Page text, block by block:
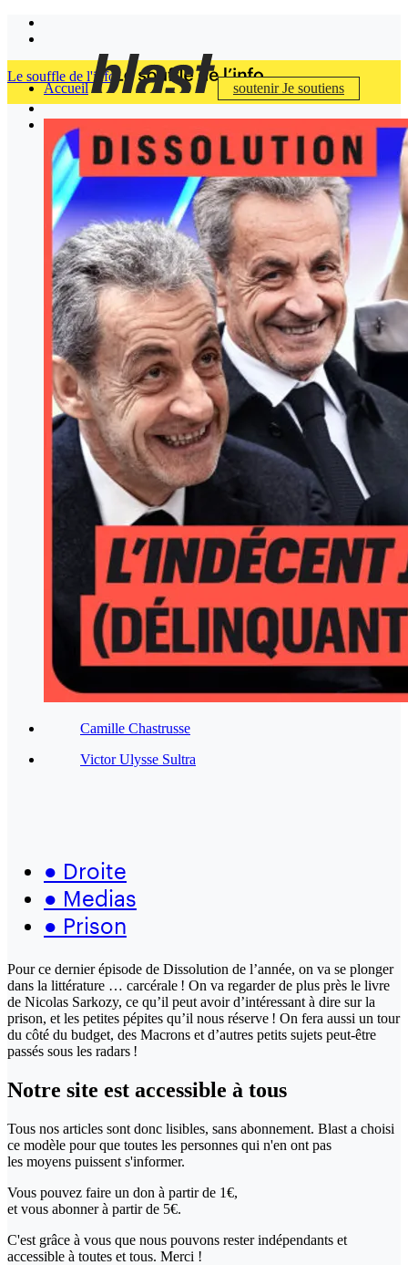
Accueil soutenirJe soutiens
Le souffle de l'info
Camille Chastrusse
Victor Ulysse Sultra
● Droite
● Medias
● Prison
Pour ce dernier épisode de Dissolution de l’année, on va se plonger
dans la littérature … carcérale ! On va regarder de plus près le livre
de Nicolas Sarkozy, ce qu’il peut avoir d’intéressant à dire sur la
prison, et les petites pépites qu’il nous réserve ! On fera aussi un tour
du côté du budget, des Macrons et d’autres petits sujets peut-être
passés sous les radars !
Notre site est accessible à tous
Tous nos articles sont donc lisibles, sans abonnement. Blast a choisi
ce modèle pour que toutes les personnes qui n'en ont pas
les moyens puissent s'informer.
Vous pouvez faire un don à partir de 1€,
et vous abonner à partir de 5€.
C'est grâce à vous que nous pouvons rester indépendants et
accessible à toutes et tous. Merci !